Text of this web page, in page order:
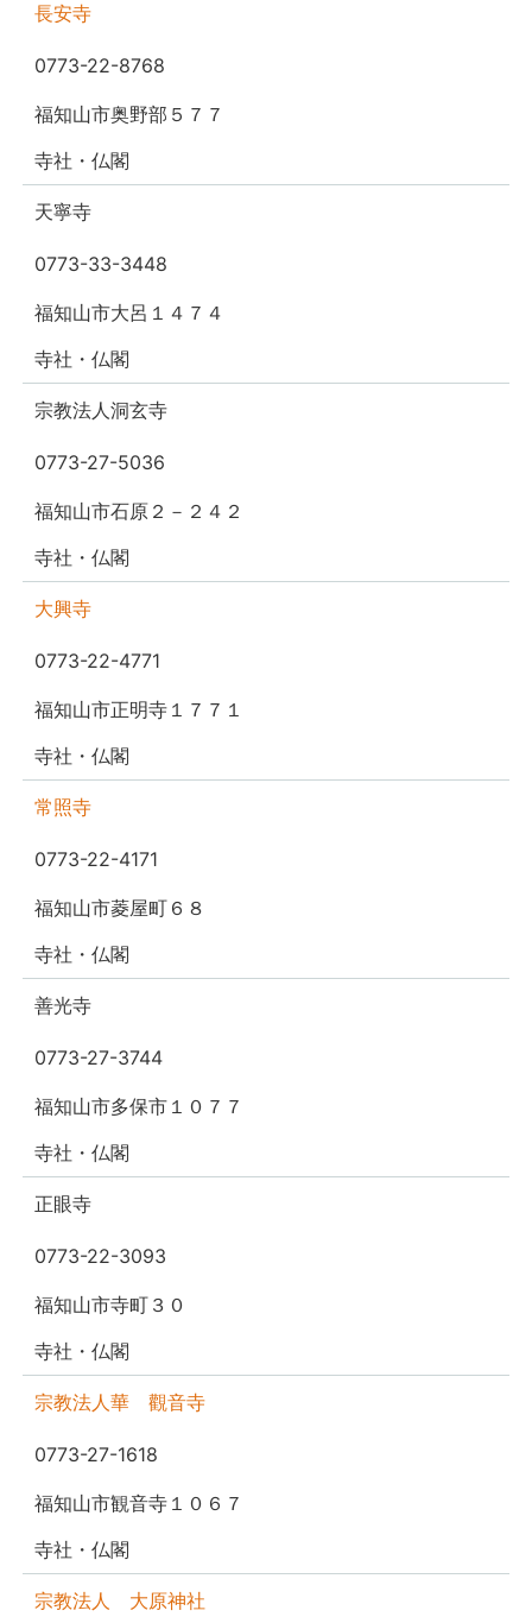
長安寺
0773-22-8768
福知山市奥野部５７７
寺社・仏閣
天寧寺
0773-33-3448
福知山市大呂１４７４
寺社・仏閣
宗教法人洞玄寺
0773-27-5036
福知山市石原２－２４２
寺社・仏閣
大興寺
0773-22-4771
福知山市正明寺１７７１
寺社・仏閣
常照寺
0773-22-4171
福知山市菱屋町６８
寺社・仏閣
善光寺
0773-27-3744
福知山市多保市１０７７
寺社・仏閣
正眼寺
0773-22-3093
福知山市寺町３０
寺社・仏閣
宗教法人華 觀音寺
0773-27-1618
福知山市観音寺１０６７
寺社・仏閣
宗教法人 大原神社